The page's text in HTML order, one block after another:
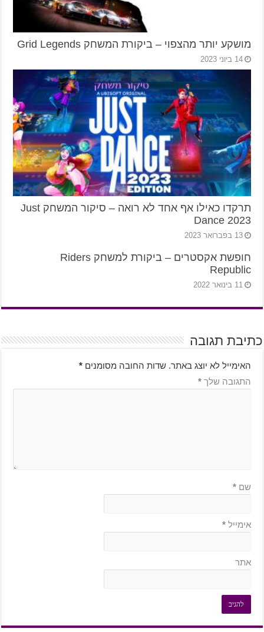
מושקע יותר מהצפוי – ביקורת המשחק Grid Legends
14 ביוני 2023
תרקדו כאילו אף אחד לא רואה – סיקור המשחק Just
Dance 2023
13 בפברואר 2023
חופשת אקסטרים – ביקורת למשחק Riders
Republic
11 בינואר 2022
כתיבת תגובה
האימייל לא יוצג באתר. שדות החובה מסומנים *
התגובה שלך *
שם *
אימייל *
אתר